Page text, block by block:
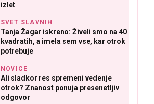
izlet
SVET SLAVNIH
Tanja Žagar iskreno: Živeli smo na 40
kvadratih, a imela sem vse, kar otrok
potrebuje
NOVICE
Ali sladkor res spremeni vedenje
otrok? Znanost ponuja presenetljiv
odgovor